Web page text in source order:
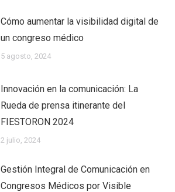
Cómo aumentar la visibilidad digital de
un congreso médico
5 agosto, 2024
Innovación en la comunicación: La
Rueda de prensa itinerante del
FIESTORON 2024
2 julio, 2024
Gestión Integral de Comunicación en
Congresos Médicos por Visible